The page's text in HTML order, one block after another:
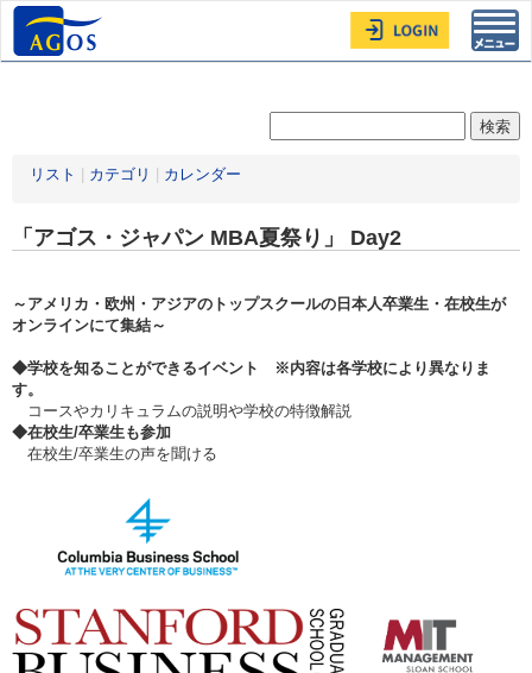
リスト カテゴリ カレンダー
「アゴス・ジャパン MBA夏祭り」 Day2
～アメリカ・欧州・アジアのトップスクールの日本人卒業生・在校生が
オンラインにて集結～
◆学校を知ることができるイベント ※内容は各学校により異なりま
す。
コースやカリキュラムの説明や学校の特徴解説
◆在校生/卒業生も参加
在校生/卒業生の声を聞ける